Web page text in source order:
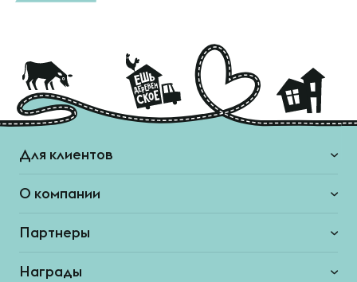
Для клиентов
О компании
Партнеры
Награды